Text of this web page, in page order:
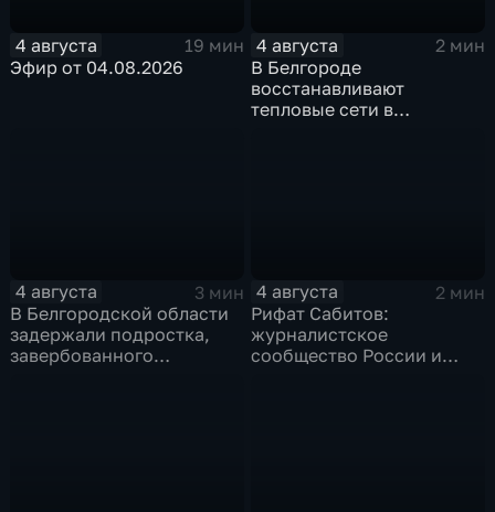
4 августа
19 мин
Эфир от 04.08.2026
4 августа
2 мин
В Белгороде
восстанавливают
тепловые сети в
4 августа
3 мин
В Белгородской области
задержали подростка,
завербованного
4 августа
2 мин
Рифат Сабитов:
журналистское
сообщество России и